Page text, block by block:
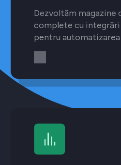
Dezvoltăm magazine
complete cu
pentru